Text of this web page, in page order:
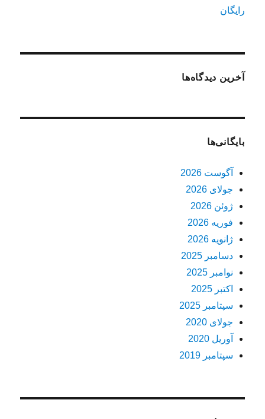
رایگان
آخرین دیدگاه‌ها
بایگانی‌ها
آگوست 2026
جولای 2026
ژوئن 2026
فوریه 2026
ژانویه 2026
دسامبر 2025
نوامبر 2025
اکتبر 2025
سپتامبر 2025
جولای 2020
آوریل 2020
سپتامبر 2019